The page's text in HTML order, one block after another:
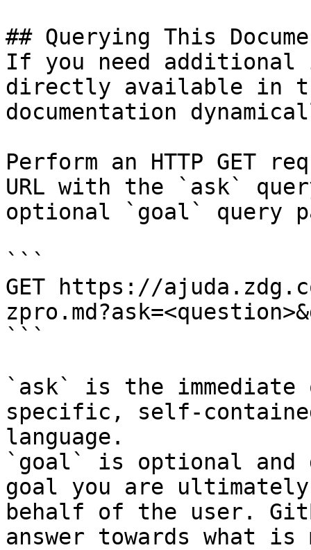
## Querying This
If you need
directly available in
documentation
Perform an HTTP GET
URL with the `ask`
optional `goal` query
```
GET https://
```
`ask` is the
specific, self-
language.
`goal` is optional and
goal you are
behalf of the user.
answer towards what